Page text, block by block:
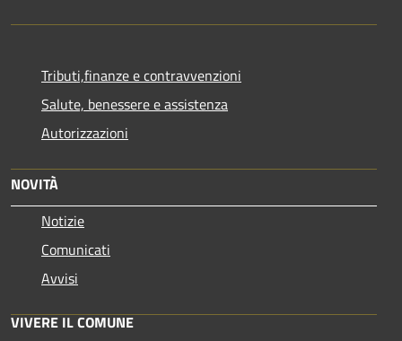
Tributi,finanze e contravvenzioni
Salute, benessere e assistenza
Autorizzazioni
NOVITÀ
Notizie
Comunicati
Avvisi
VIVERE IL COMUNE